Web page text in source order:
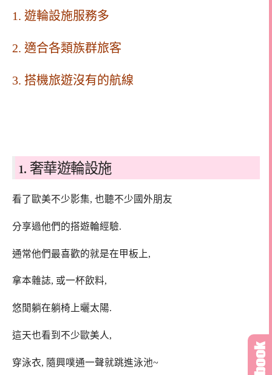
1. 遊輪設施服務多
2. 適合各類族群旅客
3. 搭機旅遊沒有的航線
1. 奢華遊輪設施
看了歐美不少影集, 也聽不少國外朋友
分享過他們的搭遊輪經驗.
通常他們最喜歡的就是在甲板上,
拿本雜誌, 或一杯飲料,
悠閒躺在躺椅上曬太陽.
這天也看到不少歐美人,
穿泳衣, 隨興噗通一聲就跳進泳池~